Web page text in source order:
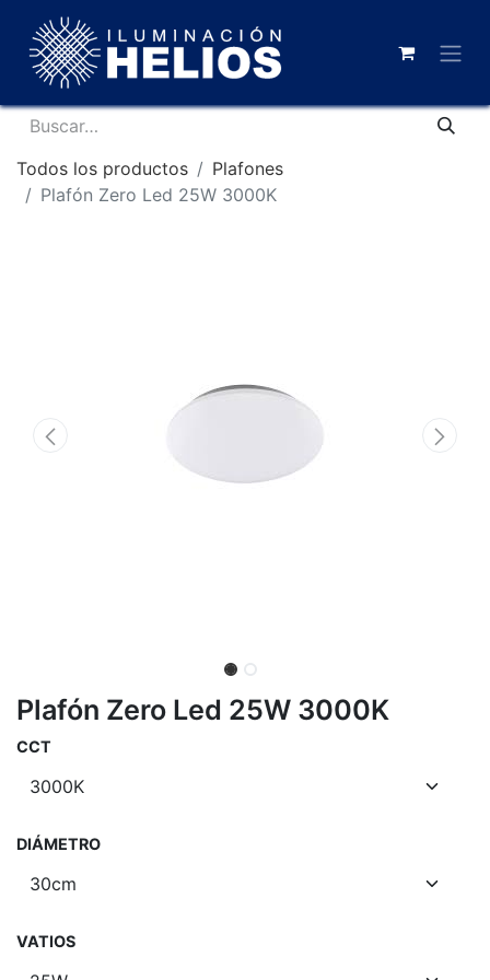
Todos los productos
Plafones
Plafón Zero Led 25W 3000K
Plafón Zero Led 25W 3000K
CCT
DIÁMETRO
VATIOS